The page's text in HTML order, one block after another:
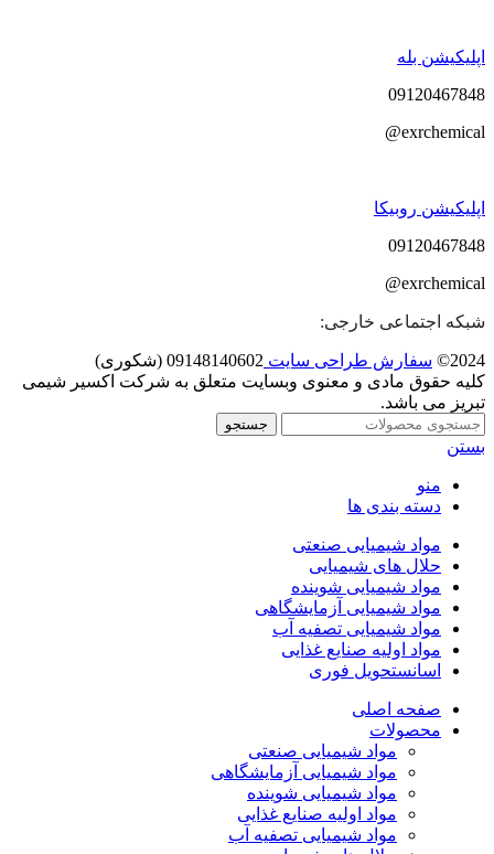
اپلیکیشن بله
09120467848
exrchemical@
اپلیکیشن روبیکا
09120467848
exrchemical@
شبکه اجتماعی خارجی:
2024© سفارش طراحی سایت 09148140602 (شکوری)
کلیه حقوق مادی و معنوی وبسایت متعلق به شرکت اکسیر شیمی
تبریز می باشد.
جستجو
بستن
منو
دسته بندی ها
مواد شیمیایی صنعتی
حلال های شیمیایی
مواد شیمیایی شوینده
مواد شیمیایی آزمایشگاهی
مواد شیمیایی تصفیه آب
مواد اولیه صنایع غذایی
اسانستحویل فوری
صفحه اصلی
محصولات
مواد شیمیایی صنعتی
مواد شیمیایی آزمایشگاهی
مواد شیمیایی شوینده
مواد اولیه صنایع غذایی
مواد شیمیایی تصفیه آب